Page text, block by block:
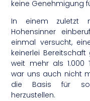
keine Genehmigung
In einem zuletzt
Hohensinner
einmal versucht,
keinerlei
weit mehr als 1.000
war uns auch nicht
die Basis für
herzustellen.